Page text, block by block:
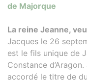
de Majorque
La reine Jeanne,
Jacques le 26
est le fils unique de
Constance
accordé le titre de